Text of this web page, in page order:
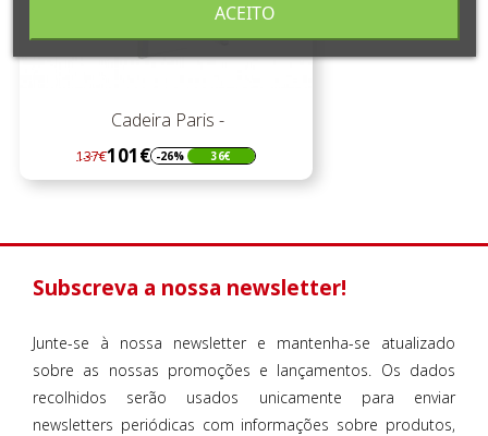
Cadeira Paris -
Regular
preço
137€101€
Preço -26% 36€
Subscreva a nossa newsletter!
Junte-se à nossa newsletter e mantenha-se atualizado
sobre as nossas promoções e lançamentos. Os dados
recolhidos serão usados unicamente para enviar
newsletters periódicas com informações sobre produtos,
ACEITO